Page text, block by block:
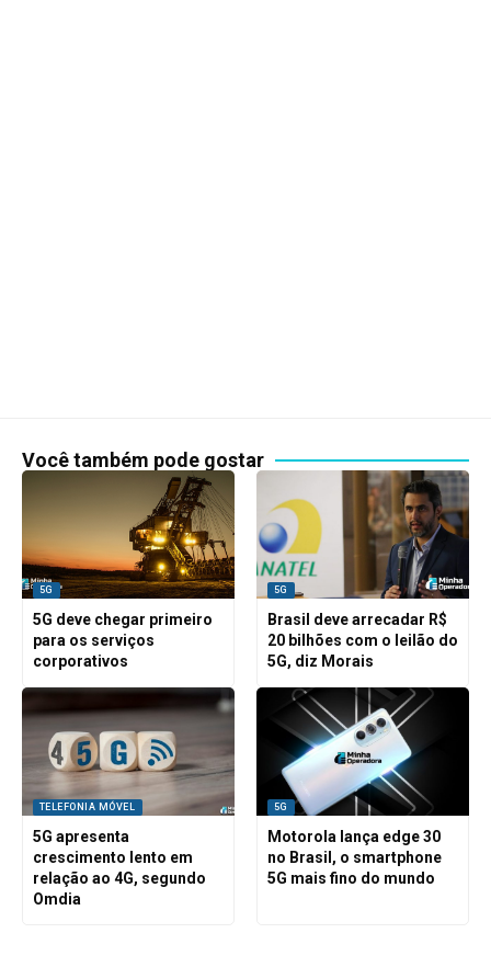
Você também pode gostar
5G
5G deve chegar primeiro
para os serviços
corporativos
5G
Brasil deve arrecadar R$
20 bilhões com o leilão do
5G, diz Morais
TELEFONIA MÓVEL
5G apresenta
crescimento lento em
relação ao 4G, segundo
Omdia
5G
Motorola lança edge 30
no Brasil, o smartphone
5G mais fino do mundo